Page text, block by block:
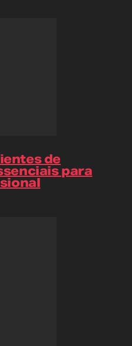
de
para